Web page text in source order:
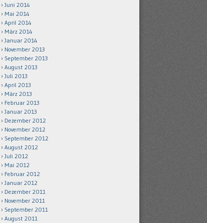
Juni 2014
Mai 2014
April 2014
März 2014
Januar 2014
November 2013
September 2013
August 2013
Juli 2013
April 2013
März 2013
Februar 2013
Januar 2013
Dezember 2012
November 2012
September 2012
August 2012
Juli 2012
Mai 2012
Februar 2012
Januar 2012
Dezember 2011
November 2011
September 2011
August 2011